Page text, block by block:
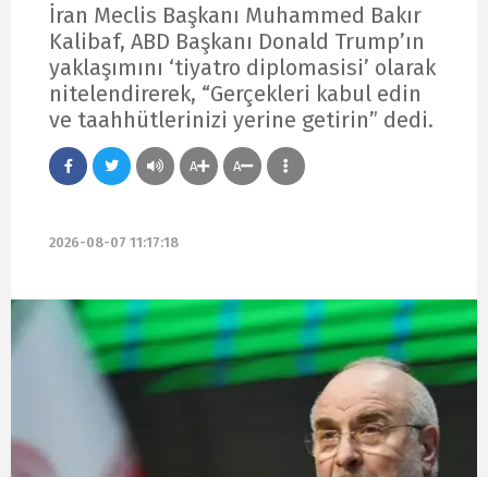
İran Meclis Başkanı Muhammed Bakır
Kalibaf, ABD Başkanı Donald Trump’ın
yaklaşımını ‘tiyatro diplomasisi’ olarak
nitelendirerek, “Gerçekleri kabul edin
ve taahhütlerinizi yerine getirin” dedi.
A A
2026-08-07 11:17:18